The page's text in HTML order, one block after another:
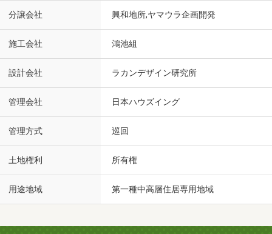
分譲会社 興和地所,ヤマウラ企画開発
施工会社 鴻池組
設計会社 ラカンデザイン研究所
管理会社 日本ハウズイング
管理方式 巡回
土地権利 所有権
用途地域 第一種中高層住居専用地域